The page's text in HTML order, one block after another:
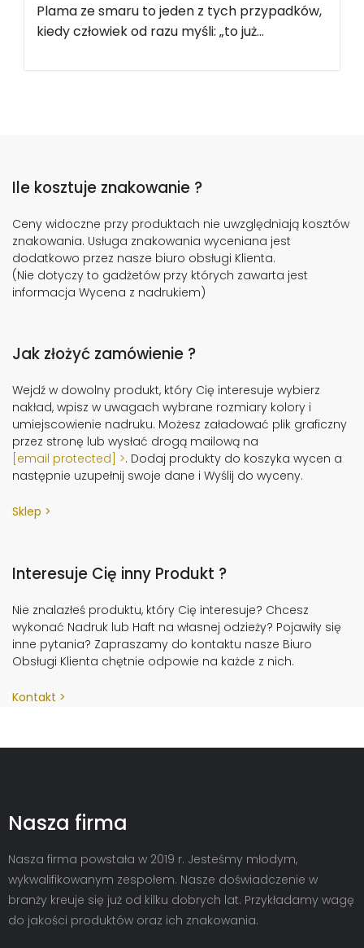
Plama ze smaru to jeden z tych przypadków,
kiedy człowiek od razu myśli: „to już...
Ile kosztuje znakowanie ?
Ceny widoczne przy produktach nie uwzględniają kosztów
znakowania. Usługa znakowania wyceniana jest
dodatkowo przez nasze biuro obsługi Klienta.
(Nie dotyczy to gadżetów przy których zawarta jest
informacja Wycena z nadrukiem)
Jak złożyć zamówienie ?
Wejdź w dowolny produkt, który Cię interesuje wybierz
nakład, wpisz w uwagach wybrane rozmiary kolory i
umiejscowienie nadruku. Możesz załadować plik graficzny
przez stronę lub wysłać drogą mailową na
[email protected]
. Dodaj produkty do koszyka wycen a
następnie uzupełnij swoje dane i Wyślij do wyceny.
Sklep
Interesuje Cię inny Produkt ?
Nie znalazłeś produktu, który Cię interesuje? Chcesz
wykonać Nadruk lub Haft na własnej odzieży? Pojawiły się
inne pytania? Zapraszamy do kontaktu nasze Biuro
Obsługi Klienta chętnie odpowie na każde z nich.
Kontakt
Nasza firma
Nasza firma powstała w 2019 r. Jesteśmy młodym,
wykwalifikowanym zespołem. Nasze doświadczenie w
branży kreuje się już od kilku dobrych lat. Przykładamy wagę
do jakości produktów oraz ich znakowania.